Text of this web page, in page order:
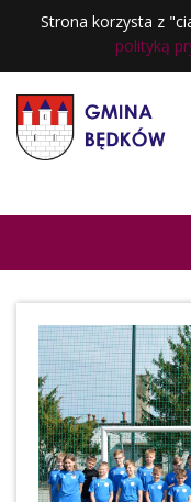
Strona korzysta z
polityką